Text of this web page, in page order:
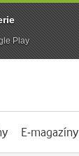
E-magazíny
Play